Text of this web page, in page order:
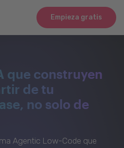
Empieza gratis
que construyen
de tu
no solo de
Agentic Low-Code que